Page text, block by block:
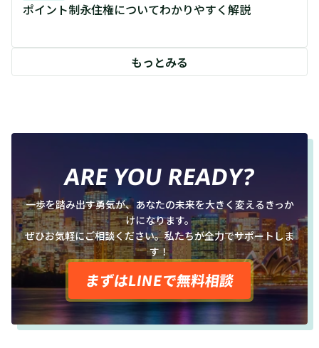
ポイント制永住権についてわかりやすく解説
もっとみる
ARE YOU READY?
一歩を踏み出す勇気が、あなたの未来を大きく変えるきっか
けになります。
ぜひお気軽にご相談ください。私たちが全力でサポートしま
す！
まずはLINEで無料相談